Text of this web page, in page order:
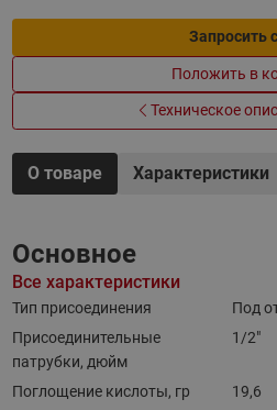
Запросить
Положить в
Техническое
О товаре Характеристики
Основное
Все характеристики
Тип присоединения
Под
Присоединительные
патрубки, дюйм
1/2"
Поглощение кислоты, гр
19,6